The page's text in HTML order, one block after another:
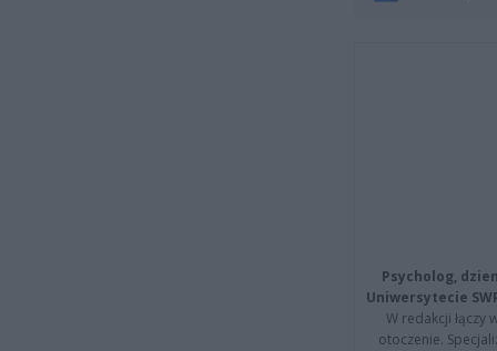
Psycholog,
Uniwersytecie
W redakcji łączy
otoczenie.